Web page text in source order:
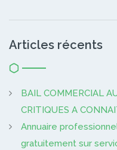
Articles récents
BAIL COMMERCIAL
CRITIQUES A
Annuaire
gratuitement sur